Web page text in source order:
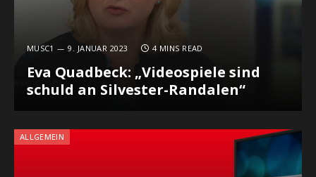
MUSC1 9. JANUAR 2023 4 MINS READ
Eva Quadbeck: „Videospiele sind
schuld an Silvester-Randalen“
ALLGEMEIN